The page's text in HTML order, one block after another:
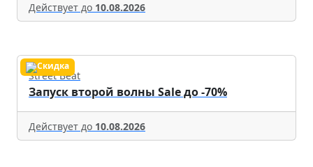
Действует до 10.08.2026
Street Beat
Запуск второй волны Sale до -70%
Действует до 10.08.2026